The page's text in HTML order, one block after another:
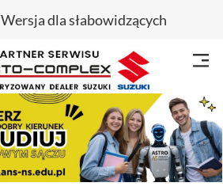
Wersja dla słabowidzących